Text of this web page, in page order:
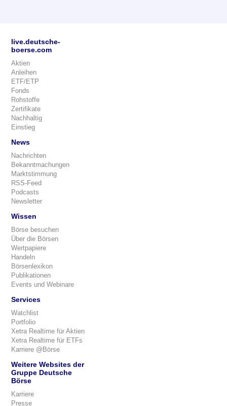
live.deutsche-
boerse.com
Aktien
Anleihen
ETF/ETP
Fonds
Rohstoffe
Zertifikate
Nachhaltig
Einstieg
News
Nachrichten
Bekanntmachungen
Marktstimmung
RSS-Feed
Podcasts
Newsletter
Wissen
Börse besuchen
Über die Börsen
Wertpapiere
Handeln
Börsenlexikon
Publikationen
Events und Webinare
Services
Watchlist
Portfolio
Xetra Realtime für Aktien
Xetra Realtime für ETFs
Karriere @Börse
Weitere Websites der
Gruppe Deutsche
Börse
Karriere
Presse